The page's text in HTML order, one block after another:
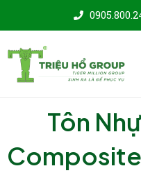
dung
Tôn
Composite